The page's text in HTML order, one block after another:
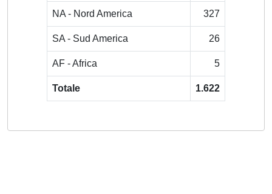
NA - Nord America 327
SA - Sud America 26
AF - Africa 5
Totale 1.622